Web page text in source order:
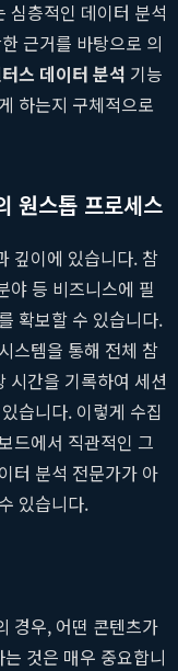
심층적인 데이터 분석
근거를 바탕으로 의
스 데이터 분석 기능
하는지 구체적으로
원스톱 프로세스
깊이에 있습니다. 참
야 등 비즈니스에 필
확보할 수 있습니다.
스템을 통해 전체 참
시간을 기록하여 세션
습니다. 이렇게 수집
드에서 직관적인 그
터 분석 전문가가 아
있습니다.
경우, 어떤 콘텐츠가
것은 매우 중요합니